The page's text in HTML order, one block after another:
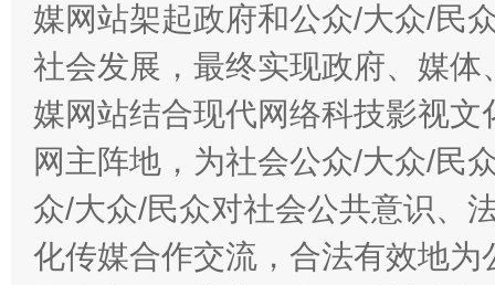
在谋一域中谋全局
今
媒网站架起政府和公众/大众/民
社会发展，最终实现政府、媒
媒网站结合现代网络科技影视
网主阵地，为社会公众/大众/民
众/大众/民众对社会公共意识、
化传媒合作交流，合法有效地